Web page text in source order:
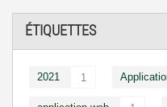
ÉTIQUETTES
2021 1